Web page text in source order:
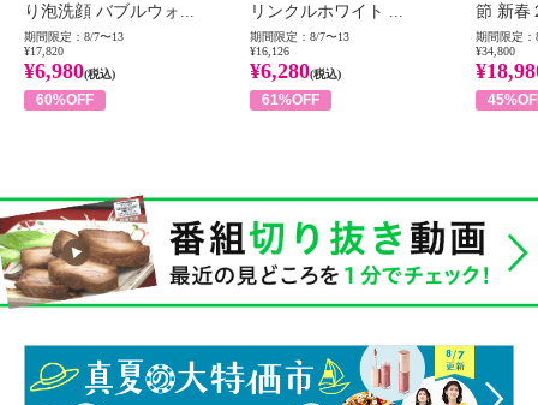
り泡洗顔 バブルウォ...
期間限定：8/7〜13
¥17,820
¥6,980(税込)
60%OFF
リンクルホワイト ...
期間限定：8/7〜13
¥16,126
¥6,280(税込)
61%OFF
節 新春
期間限定：
¥34,800